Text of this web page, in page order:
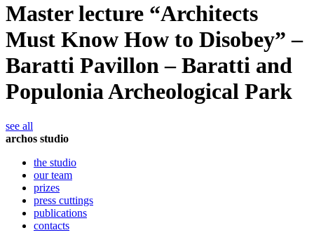
Master lecture “Architects
Must Know How to Disobey” –
Baratti Pavillon – Baratti and
Populonia Archeological Park
see all
archos studio
the studio
our team
prizes
press cuttings
publications
contacts